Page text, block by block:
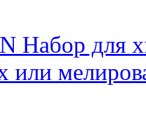
Набор для
или